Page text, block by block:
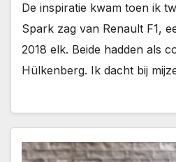
De inspiratie kwam toen ik
Spark zag van Renault F1,
2018 elk. Beide hadden als
Hülkenberg. Ik dacht bij